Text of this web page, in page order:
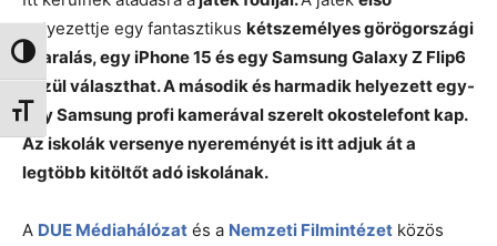
Nagy kontraszt váltása
Betűméret váltása
helyezettje egy fantasztikus kétszemélyes görögországi
nyaralás, egy iPhone 15 és egy Samsung Galaxy Z Flip6
közül választhat. A második és harmadik helyezett egy-
egy Samsung profi kamerával szerelt okostelefont kap.
Az iskolák versenye nyereményét is itt adjuk át a
legtöbb kitöltőt adó iskolának.
A DUE Médiahálózat és a Nemzeti Filmintézet közös